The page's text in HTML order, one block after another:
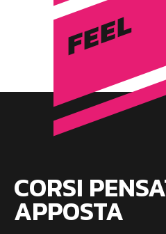
FEEL
CORSI
APPOSTA